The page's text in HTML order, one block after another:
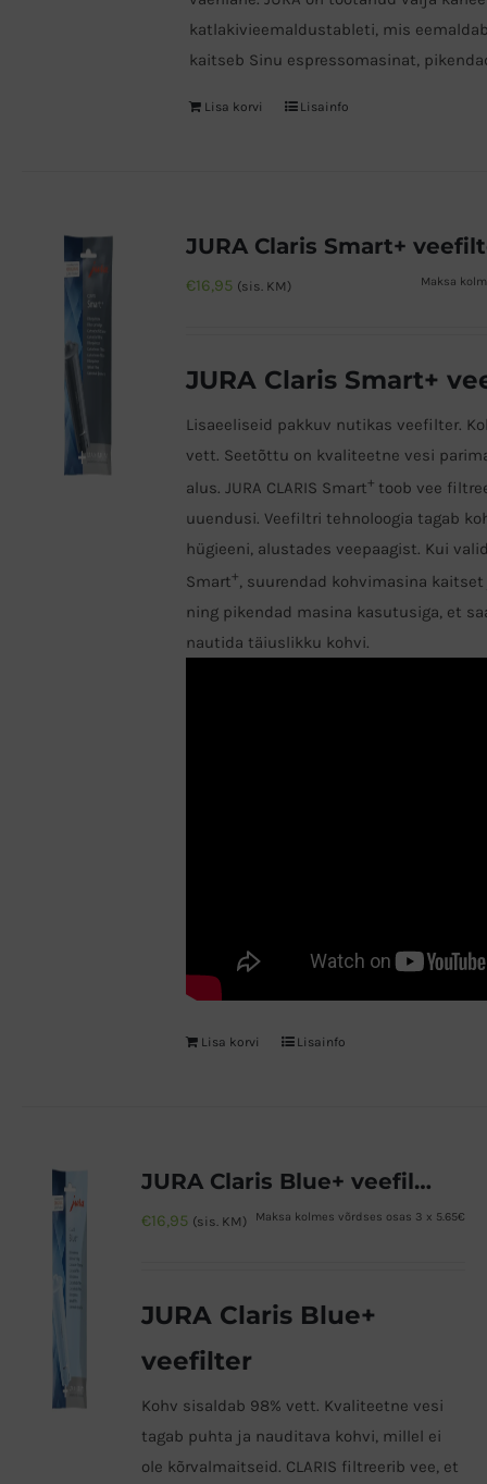
katlakivieemaldustableti, mis
kaitseb Sinu espressomasinat,
Lisa korvi Lisainfo
JURA Claris Smart+
€16,95 (sis. KM) Maksa
JURA Claris Smart+
Lisaeeliseid pakkuv nutikas veefilter.
vett. Seetõttu on kvaliteetne vesi
alus. JURA CLARIS Smart+ toob vee
uuendusi. Veefiltri tehnoloogia tagab
hügieeni, alustades veepaagist. Kui
Smart+, suurendad kohvimasina
ning pikendad masina kasutusiga, et
nautida täiuslikku kohvi.
Lisa korvi Lisainfo
JURA Claris Blue+ veefilter
€16,95 (sis. KM) Maksa kolmes võrdses osas 3 x 5.65€
JURA Claris Blue+
veefilter
Kohv sisaldab 98% vett. Kvaliteetne vesi
tagab puhta ja nauditava kohvi, millel ei
ole kõrvalmaitseid. CLARIS filtreerib vee, et